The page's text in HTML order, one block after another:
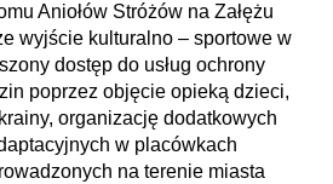
Aniołów Stróżów na Załężu
wyjście kulturalno – sportowe w
dostęp do usług ochrony
poprzez objęcie opieką dzieci,
organizację dodatkowych
w placówkach
na terenie miasta